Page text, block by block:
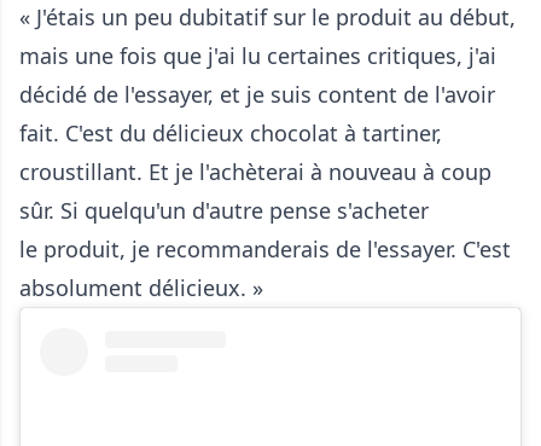
« J'étais un peu dubitatif sur le produit au début,
mais une fois que j'ai lu certaines critiques, j'ai
décidé de l'essayer, et je suis content de l'avoir
fait. C'est du délicieux chocolat à tartiner,
croustillant. Et je l'achèterai à nouveau à coup
sûr. Si quelqu'un d'autre pense s'acheter
le produit, je recommanderais de l'essayer. C'est
absolument délicieux. »